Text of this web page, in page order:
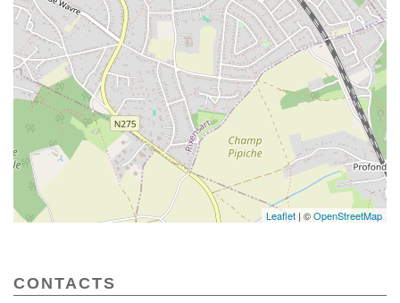
Leaflet | ©OpenStreetMap
CONTACTS